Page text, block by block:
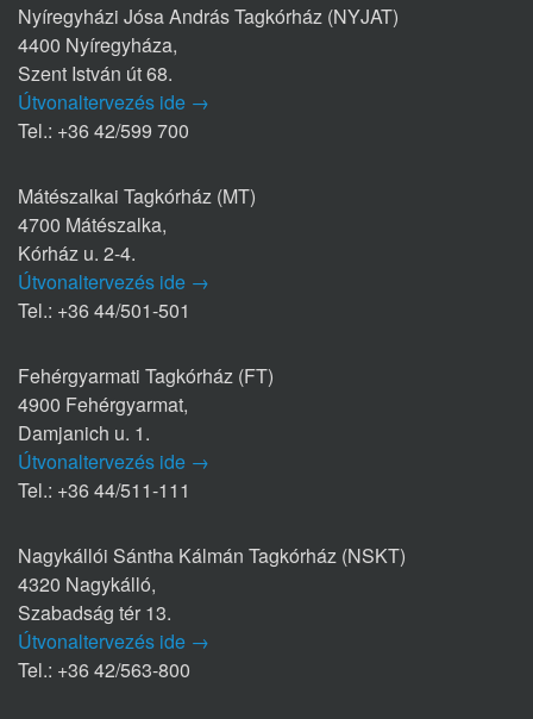
Nyíregyházi Jósa András Tagkórház (NYJAT)
4400 Nyíregyháza,
Szent István út 68.
Útvonaltervezés ide →
Tel.: +36 42/599 700
Mátészalkai Tagkórház (MT)
4700 Mátészalka,
Kórház u. 2-4.
Útvonaltervezés ide →
Tel.: +36 44/501-501
Fehérgyarmati Tagkórház (FT)
4900 Fehérgyarmat,
Damjanich u. 1.
Útvonaltervezés ide →
Tel.: +36 44/511-111
Nagykállói Sántha Kálmán Tagkórház (NSKT)
4320 Nagykálló,
Szabadság tér 13.
Útvonaltervezés ide →
Tel.: +36 42/563-800